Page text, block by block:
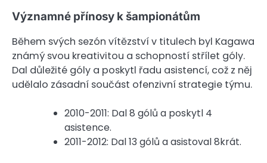
Významné přínosy k šampionátům
Během svých sezón vítězství v titulech byl Kagawa
známý svou kreativitou a schopností střílet góly.
Dal důležité góly a poskytl řadu asistencí, což z něj
udělalo zásadní součást ofenzivní strategie týmu.
2010-2011: Dal 8 gólů a poskytl 4
asistence.
2011-2012: Dal 13 gólů a asistoval 8krát.